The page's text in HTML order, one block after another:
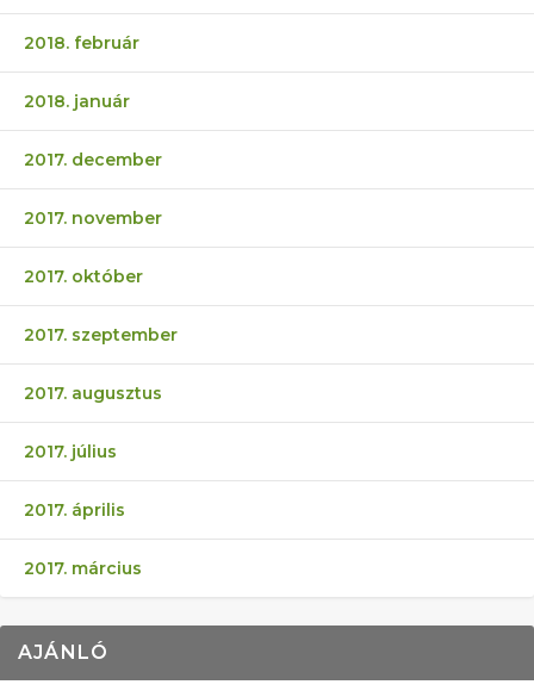
2018. február
2018. január
2017. december
2017. november
2017. október
2017. szeptember
2017. augusztus
2017. július
2017. április
2017. március
AJÁNLÓ